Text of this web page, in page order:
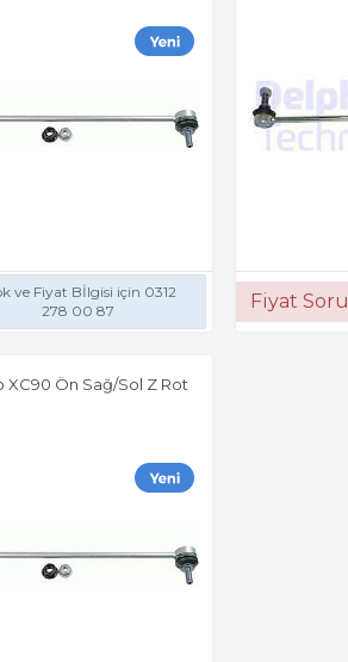
ve Fiyat Bİlgisi için 0312
278 00 87
Fiyat
XC90 Ön Sağ/Sol Z Rot